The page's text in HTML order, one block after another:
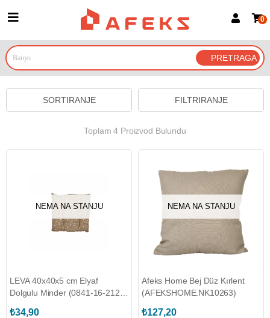
Prijava za članove
Prijavite se Google nalogom
0
FILTRIRANJE
SORTIRANJE
Toplam 4 Proizvod Bulundu
NEMA NA STANJU
LEVA 40x40x5 cm Elyaf
Dolgulu Minder (0841-16-212-
₺34,90
NEMA NA STANJU
Afeks Home Bej Düz Kırlent
(AFEKSHOME.NK10263)
₺127,20